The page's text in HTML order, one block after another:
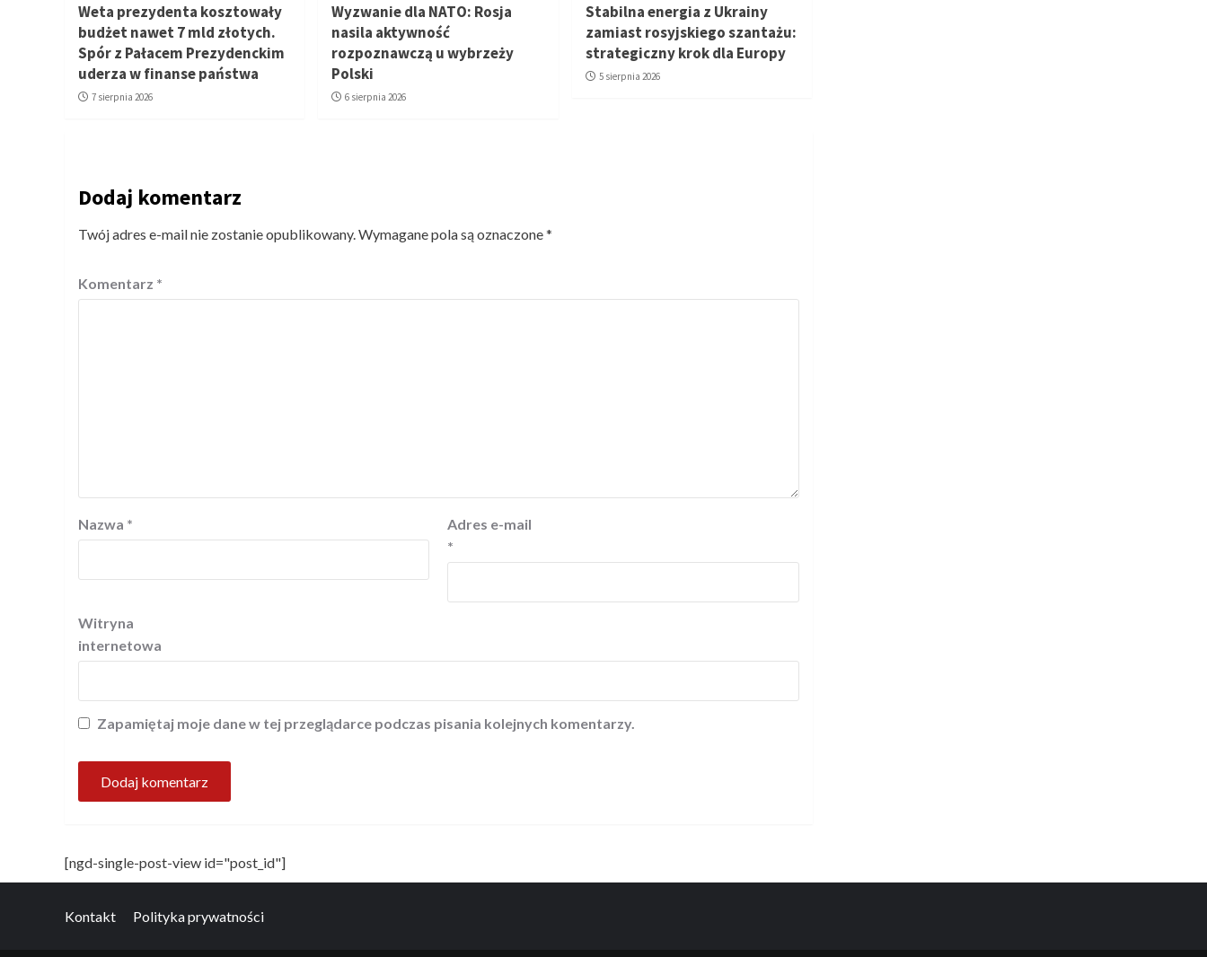
Weta prezydenta kosztowały
budżet nawet 7 mld złotych.
Spór z Pałacem Prezydenckim
uderza w finanse państwa
7 sierpnia 2026
Wyzwanie dla NATO: Rosja
nasila aktywność
rozpoznawczą u wybrzeży
Polski
6 sierpnia 2026
Stabilna energia z Ukrainy
zamiast rosyjskiego szantażu:
strategiczny krok dla Europy
5 sierpnia 2026
Dodaj komentarz
Twój adres e-mail nie zostanie opublikowany.Wymagane pola są oznaczone*
Komentarz *
Nazwa *
Adres e-mail
*
Witryna
internetowa
Zapamiętaj moje dane w tej przeglądarce podczas pisania kolejnych komentarzy.
[ngd-single-post-view id="post_id"]
Kontakt Polityka prywatności